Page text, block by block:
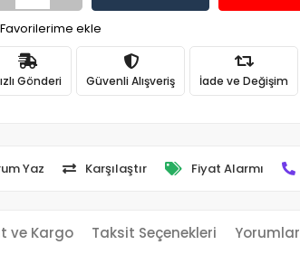
Favorilerime ekle
Gönderi Güvenli Alışveriş İade ve Değişim
Yaz Karşılaştır Fiyat Alarmı
ve Kargo Taksit Seçenekleri Yorumlar